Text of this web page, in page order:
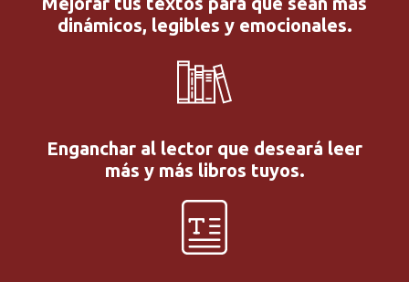
dinámicos, legibles y emocionales.
Enganchar al lector que deseará leer
más y más libros tuyos.